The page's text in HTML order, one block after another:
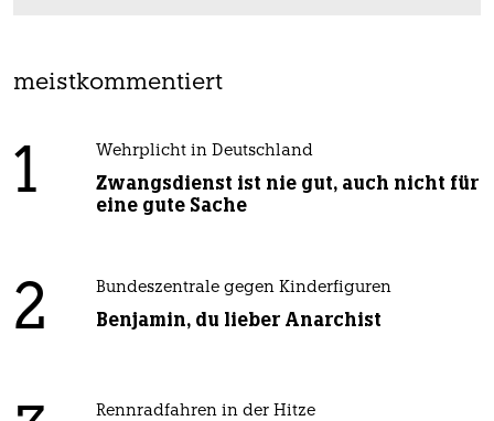
meistkommentiert
1 Wehrplicht in Deutschland
Zwangsdienst ist nie gut, auch nicht für
eine gute Sache
2 Bundeszentrale gegen Kinderfiguren
Benjamin, du lieber Anarchist
Rennradfahren in der Hitze